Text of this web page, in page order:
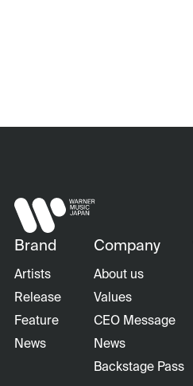
Brand
Artists
Release
Feature
News
Company
About us
Values
CEO Message
News
Backstage Pass